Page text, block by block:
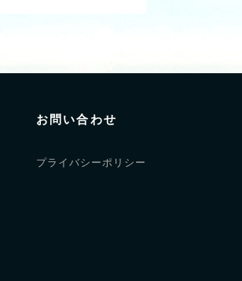
お問い合わせ
プライバシーポリシー